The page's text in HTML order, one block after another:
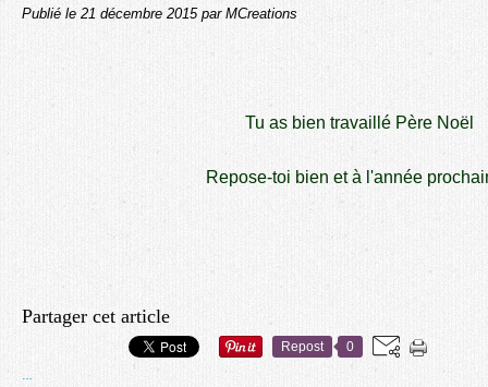
Publié le 21 décembre 2015 par MCreations
Tu as bien travaillé Père Noël
Repose-toi bien et à l'année
Partager cet article
Repost 0